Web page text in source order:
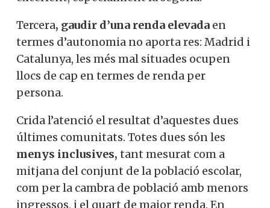
que són dues de les que obtenen pitjor
finançament, posseeix una situació
excel·lent, especialment la segona.
Tercera
, gaudir d’una renda elevadaen
termes d’autonomia no aporta res: Madrid
i Catalunya, les més mal situades ocupen
llocs de cap en termes de renda per
persona.
Crida l’atenció el resultat d’aquestes dues
últimes comunitats. Totes dues són les
menys inclusives, tant mesurat com a
Vols col·laborar a
Converses a Catalunya?